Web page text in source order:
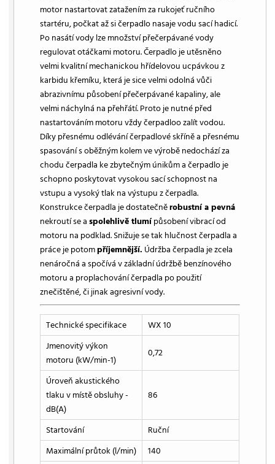
motor nastartovat zatažením za rukojeť ručního
startéru, počkat až si čerpadlo nasaje vodu sací hadicí.
Po nasátí vody lze množství přečerpávané vody
regulovat otáčkami motoru. Čerpadlo je utěsněno
velmi kvalitní mechanickou hřídelovou ucpávkou z
karbidu křemíku, která je sice velmi odolná vůči
abrazivnímu působení přečerpávané kapaliny, ale
velmi náchylná na přehřátí. Proto je nutné před
nastartováním motoru vždy čerpadloo zalít vodou.
Díky přesnému odlévání čerpadlové skříně a přesnému
spasování s oběžným kolem ve výrobě nedochází za
chodu čerpadla ke zbytečným únikům a čerpadlo je
schopno poskytovat vysokou sací schopnost na
vstupu a vysoký tlak na výstupu z čerpadla.
Konstrukce čerpadla je dostatečněrobustní a pevná
nekroutí se aspolehlivě tlumípůsobení vibrací od
motoru na podklad. Snižuje se tak hlučnost čerpadla a
práce je potompříjemnější. Údržba čerpadla je zcela
nenáročná a spočívá v základní údržbě benzínového
motoru a proplachování čerpadla po použití
znečištěné, či jinak agresivní vody.
Technické specifikace
WX 10
Jmenovitý výkon
motoru (kW/min-1)
0,72
Úroveň akustického
tlaku v místě obsluhy -
dB(A)
86
Startování
Ruční
Maximální průtok (l/min)
140